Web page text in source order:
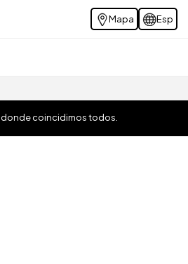
Mapa Esp
donde coincidimos todos.